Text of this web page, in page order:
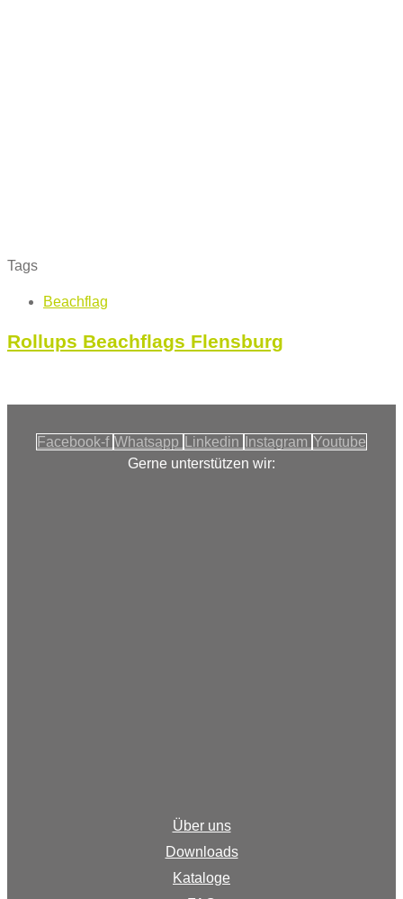
Tags
Beachflag
Rollups Beachflags Flensburg
Facebook-f Whatsapp Linkedin Instagram Youtube
Gerne unterstützen wir:
Über uns
Downloads
Kataloge